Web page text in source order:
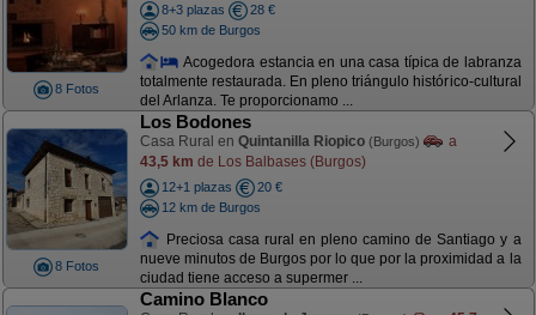
8 Fotos
8+3 plazas
28 €
50 km de Burgos
Acogedora estancia en una casa típica de labranza
totalmente restaurada. En pleno triángulo histórico-cultural
del Arlanza. Te proporcionamo ...
8 Fotos
Los Bodones
Casa Rural en Quintanilla Riopico (Burgos)
a
43,5 km de Los Balbases (Burgos)
12+1 plazas
20 €
12 km de Burgos
Preciosa casa rural en pleno camino de Santiago y a
nueve minutos de Burgos por lo que por la proximidad a la
ciudad tiene acceso a supermer ...
Camino Blanco